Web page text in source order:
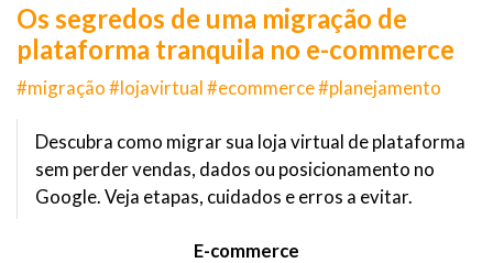
Os segredos de uma migração de
plataforma tranquila no e-commerce
#migração #lojavirtual #ecommerce #planejamento
Descubra como migrar sua loja virtual de plataforma
sem perder vendas, dados ou posicionamento no
Google. Veja etapas, cuidados e erros a evitar.
E-commerce